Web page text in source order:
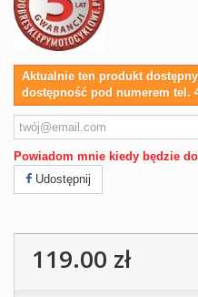
Aktualnie ten produkt
dostępność pod numerem tel.
Powiadom mnie kiedy będzie
Udostępnij
119.00 zł